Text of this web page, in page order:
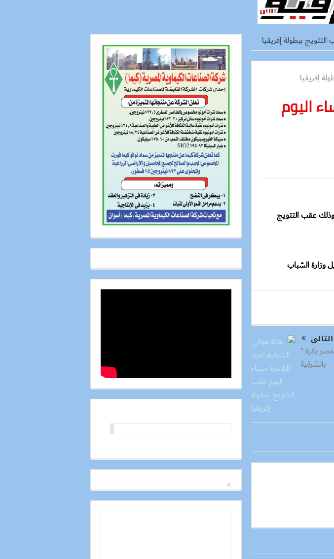
ببطولة إفريقيا
اليوم
وذلك عقب التتويج
وزارة الشباب
التالى
بكرة ”
بالشرقية